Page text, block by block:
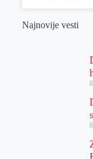
Najnovije vesti